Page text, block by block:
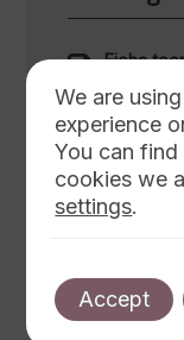
Ficha
Ficha
Artesan
We are
experience
You can
cookies we
settings.
Accept